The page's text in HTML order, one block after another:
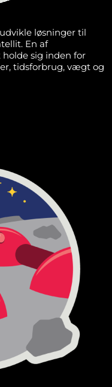
løsninger til
En af
sig inden for
tidsforbrug, vægt og